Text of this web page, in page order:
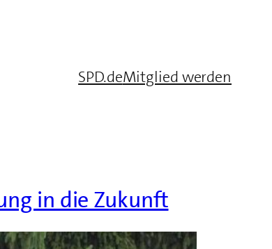
SPD.deMitglied werden
in die Zukunft